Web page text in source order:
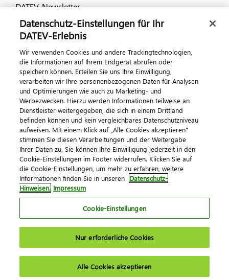
DATEV-Newsletter
Kontaktieren Sie uns
© 2026 DATEV eG
ImpressumDatenschutzAGB Kontakt
Cookie-Einstellungen
Datenschutz-Einstellungen für Ihr
DATEV-Erlebnis
Wir verwenden Cookies und andere Trackingtechnologien,
die Informationen auf Ihrem Endgerät abrufen oder
speichern können. Erteilen Sie uns Ihre Einwilligung,
verarbeiten wir Ihre personenbezogenen Daten für Analysen
und Optimierungen wie auch zu Marketing- und
Werbezwecken. Hierzu werden Informationen teilweise an
Dienstleister weitergegeben, die sich in einem Drittland
befinden können und kein vergleichbares Datenschutzniveau
aufweisen. Mit einem Klick auf „Alle Cookies akzeptieren"
stimmen Sie diesen Verarbeitungen und der Weitergabe
Ihrer Daten zu. Sie können Ihre Einwilligung jederzeit in den
Cookie-Einstellungen im Footer widerrufen. Klicken Sie auf
die Cookie-Einstellungen, um mehr zu erfahren, weitere
Informationen finden Sie in unseren Datenschutz-
Hinweisen. Impressum
Cookie-Einstellungen
Nur erforderliche Cookies
Alle Cookies akzeptieren